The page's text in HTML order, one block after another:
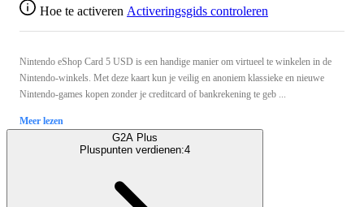
Hoe te activeren Activeringsgids controleren
Nintendo eShop Card 5 USD is een handige manier om virtueel te winkelen in de
Nintendo-winkels. Met deze kaart kun je veilig en anoniem klassieke en nieuwe
Nintendo-games kopen zonder je creditcard of bankrekening te geb ...
Meer lezen
G2A Plus
Pluspunten verdienen:4